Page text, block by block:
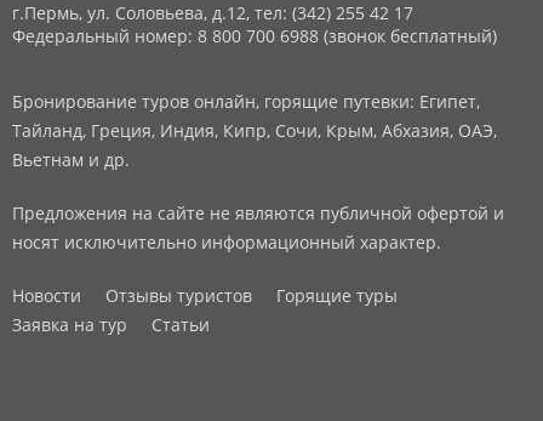
г.Пермь, ул. Соловьева, д.12, тел: (342) 255 42 17
Федеральный номер: 8 800 700 6988 (звонок бесплатный)
Бронирование туров онлайн, горящие путевки: Египет,
Тайланд, Греция, Индия, Кипр, Сочи, Крым, Абхазия, ОАЭ,
Вьетнам и др.
Предложения на сайте не являются публичной офертой и
носят исключительно информационный характер.
Новости Отзывы туристов
Горящие туры
Заявка на тур
Статьи